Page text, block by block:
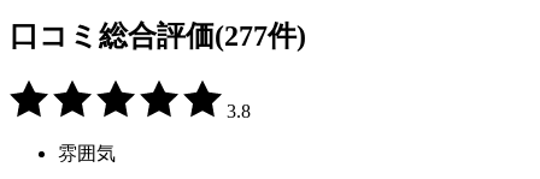
口コミ総合評価(277件)
3.8
雰囲気